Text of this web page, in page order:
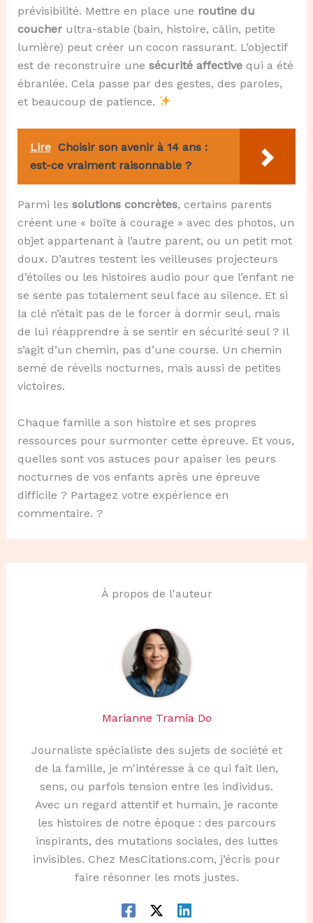
prévisibilité. Mettre en place une routine du
coucherultra-stable (bain, histoire, câlin, petite
lumière) peut créer un cocon rassurant. L’objectif
est de reconstruire une sécurité affectivequi a été
ébranlée. Cela passe par des gestes, des paroles,
et beaucoup de patience.
Lire Choisir son avenir à 14 ans :
est-ce vraiment raisonnable ?
Parmi les solutions concrètes, certains parents
créent une « boîte à courage » avec des photos, un
objet appartenant à l’autre parent, ou un petit mot
doux. D’autres testent les veilleuses projecteurs
d’étoiles ou les histoires audio pour que l’enfant ne
se sente pas totalement seul face au silence. Et si
la clé n’était pas de le forcer à dormir seul, mais
de lui réapprendre à se sentir en sécurité seul ? Il
s’agit d’un chemin, pas d’une course. Un chemin
semé de réveils nocturnes, mais aussi de petites
victoires.
Chaque famille a son histoire et ses propres
ressources pour surmonter cette épreuve. Et vous,
quelles sont vos astuces pour apaiser les peurs
nocturnes de vos enfants après une épreuve
difficile ? Partagez votre expérience en
commentaire. ?
À propos de l'auteur
Marianne Tramia Do
Journaliste spécialiste des sujets de société et
de la famille, je m'intéresse à ce qui fait lien,
sens, ou parfois tension entre les individus.
Avec un regard attentif et humain, je raconte
les histoires de notre époque : des parcours
inspirants, des mutations sociales, des luttes
invisibles. Chez MesCitations.com, j’écris pour
faire résonner les mots justes.